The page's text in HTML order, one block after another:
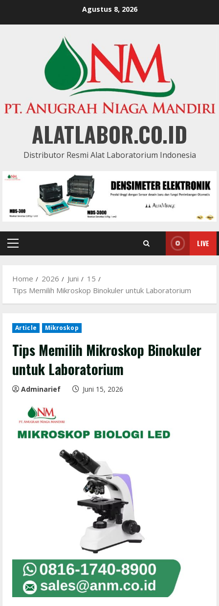
Agustus 8, 2026
ALATLABOR.CO.ID
Distributor Resmi Alat Laboratorium Indonesia
Primary
LIVE
Home 2026 Juni
15
Tips Memilih Mikroskop Binokuler untuk Laboratorium
Article Mikroskop
Tips Memilih Mikroskop Binokuler
untuk Laboratorium
Adminarief Juni 15, 2026